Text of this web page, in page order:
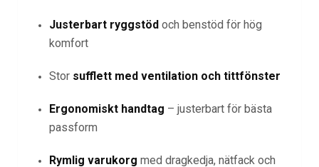
Justerbart ryggstöd och benstöd för hög
komfort
Stor sufflett med ventilation och tittfönster
Ergonomiskt handtag – justerbart för bästa
passform
Rymlig varukorg med dragkedja, nätfack och